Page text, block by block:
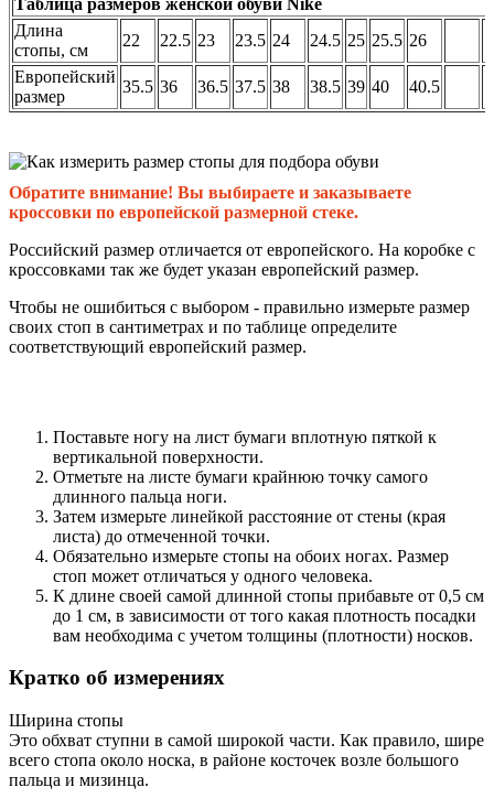
Длина
стопы, см
22 22.5 23 23.5 24 24.5 25 25.5 26
Европейский
размер
35.5 36 36.5 37.5 38 38.5 39 40 40.5
Обратите внимание! Вы выбираете и заказываете
кроссовки по европейской размерной стеке.
Российский размер отличается от европейского. На коробке с
кроссовками так же будет указан европейский размер.
Чтобы не ошибиться с выбором - правильно измерьте размер
своих стоп в сантиметрах и по таблице определите
соответствующий европейский размер.
Поставьте ногу на лист бумаги вплотную пяткой к
вертикальной поверхности.
Отметьте на листе бумаги крайнюю точку самого
длинного пальца ноги.
Затем измерьте линейкой расстояние от стены (края
листа) до отмеченной точки.
Обязательно измерьте стопы на обоих ногах. Размер
стоп может отличаться у одного человека.
К длине своей самой длинной стопы прибавьте от 0,5 см
до 1 см, в зависимости от того какая плотность посадки
вам необходима с учетом толщины (плотности) носков.
Кратко об измерениях
Ширина стопы
Это обхват ступни в самой широкой части. Как правило, шире
всего стопа около носка, в районе косточек возле большого
пальца и мизинца.